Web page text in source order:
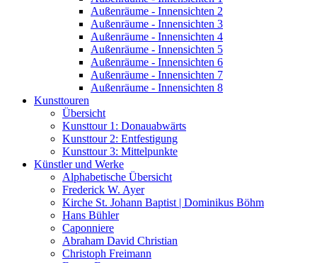
Außenräume - Innensichten 2
Außenräume - Innensichten 3
Außenräume - Innensichten 4
Außenräume - Innensichten 5
Außenräume - Innensichten 6
Außenräume - Innensichten 7
Außenräume - Innensichten 8
Kunsttouren
Übersicht
Kunsttour 1: Donauabwärts
Kunsttour 2: Entfestigung
Kunsttour 3: Mittelpunkte
Künstler und Werke
Alphabetische Übersicht
Frederick W. Ayer
Kirche St. Johann Baptist | Dominikus Böhm
Hans Bühler
Caponniere
Abraham David Christian
Christoph Freimann